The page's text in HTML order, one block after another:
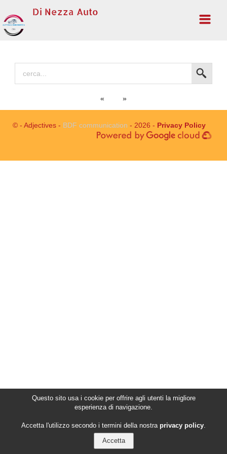
Di Nezza Auto
« »
© - Adjectives - BDF communication - 2026 - Privacy Policy
Questo sito usa i cookie per offrire agli utenti la migliore
esperienza di navigazione.
Accetta l'utilizzo secondo i termini della nostra privacy policy.